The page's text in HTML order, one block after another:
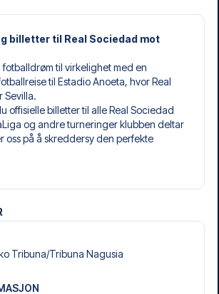
billetter til Real Sociedad mot
fotballdrøm til virkelighet med en
til Estadio Anoeta, hvor Real
Sevilla.
offisielle billetter til alle Real Sociedad
og andre turneringer klubben deltar
oss på å skreddersy den perfekte
egen fotballpakke, tilpasset dine
blant et bredt utvalg av fotballbilletter,
for enhver smak og budsjett, samt
deg best.
kan du se hvilken seksjon du skal
Tribuna/​Tribuna Nagusia